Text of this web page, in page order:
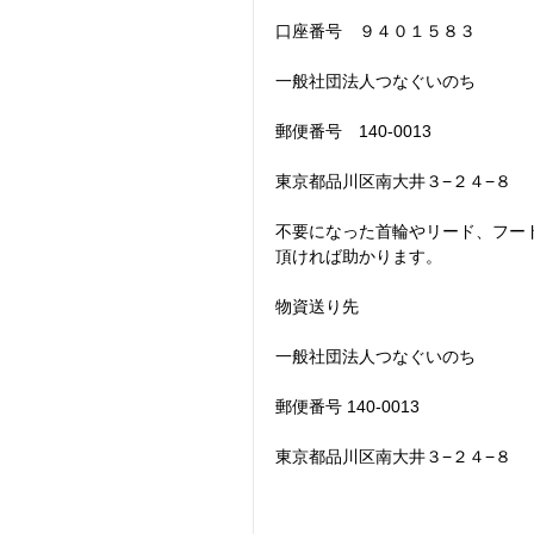
口座番号　９４０１５８３
一般社団法人つなぐいのち
郵便番号　140-0013
東京都品川区南大井３−２４−８
不要になった首輪やリード、フー
頂ければ助かります。
物資送り先
一般社団法人つなぐいのち
郵便番号 140-0013
東京都品川区南大井３−２４−８